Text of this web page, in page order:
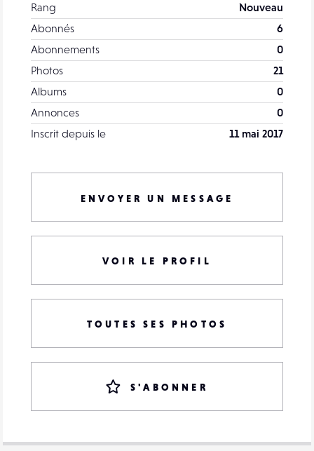
Rang
Nouveau
Abonnés
6
Abonnements
0
Photos
21
Albums
0
Annonces
0
Inscrit depuis le
11 mai 2017
ENVOYER UN MESSAGE
VOIR LE PROFIL
TOUTES SES PHOTOS
S'ABONNER